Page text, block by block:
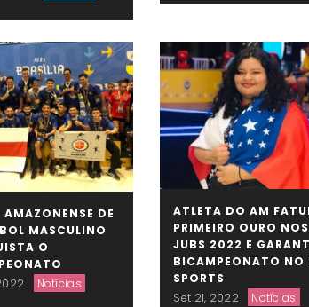
AMAZONENSE DE
MASCULINO
O
Notícias
ATLETA DO AM
PRIMEIRO OURO NOS
JUBS 2022 E
BICAMPEONATO NO
SPORTS
Set 21, 2022
Notícias